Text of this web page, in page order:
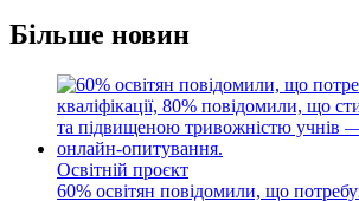
Більше новин
Освітній проєкт
60% освітян повідомили, що